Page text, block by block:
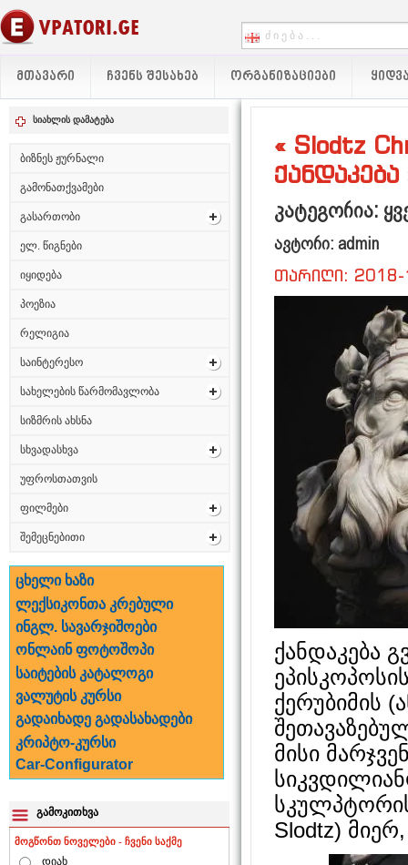
ᲛᲗᲐᲕᲐᲠᲘ ᲩᲕᲔᲜᲡ ᲨᲔᲡᲐᲮᲔᲑ ᲝᲠᲒᲐᲜᲘᲖᲐᲪᲘᲔᲑᲘ
სიახლის დამატება
ბიზნეს ჟურნალი
გამონათქვამები
გასართობი
ელ. წიგნები
იყიდება
პოეზია
რელიგია
საინტერესო
სახელების წარმომავლობა
სიზმრის ახსნა
სხვადასხვა
უფროსთათვის
ფილმები
შემეცნებითი
ცხელი ხაზი
ლექსიკონთა კრებული
ინგლ. სავარჯიშოები
ონლაინ ფოტოშოპი
საიტების კატალოგი
ვალუტის კურსი
გადაიხადე გადასახადები
კრიპტო-კურსი
Car-Configurator
გამოკითხვა
მოგწონთ ნოველები - ჩვენი საქმე
დიახ
« Slodtz
ქანდაკება
კატეგორია:
ავტორი: admin
თარიღი:
ქანდაკება
ქერუბიმის
მისი
Slodtz)